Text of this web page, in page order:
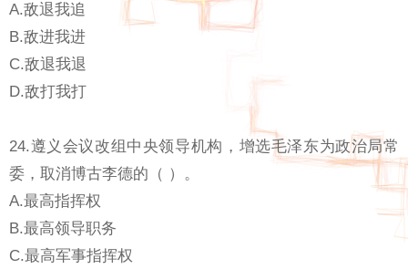
A.敌退我追
B.敌进我进
C.敌退我退
D.敌打我打
24.遵义会议改组中央领导机构，增选毛泽东为政治局常
委，取消博古李德的（ ）。
A.最高指挥权
B.最高领导职务
C.最高军事指挥权